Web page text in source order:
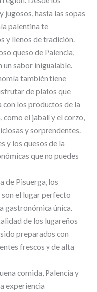
jugosos, hasta las sopas
palentina te
y llenos de tradición.
queso de Palencia,
un sabor inigualable.
también tiene
de platos que
con los productos de la
como el jabalí y el corzo,
y sorprendentes.
y los quesos de la
que no puedes
de Pisuerga, los
el lugar perfecto
gastronómica única.
de los lugareños
preparados con
frescos y de alta
comida, Palencia y
experiencia